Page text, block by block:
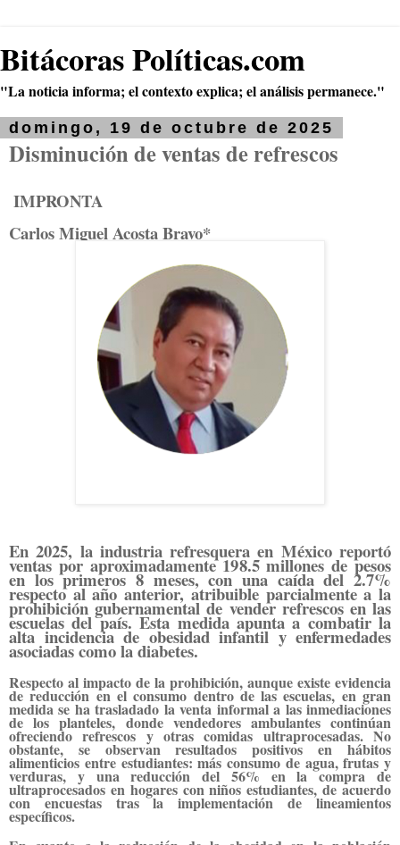
Bitácoras Políticas.com
"La noticia informa; el contexto explica; el análisis permanece."
domingo, 19 de octubre de 2025
Disminución de ventas de refrescos
IMPRONTA
Carlos Miguel Acosta Bravo*
En 2025, la industria refresquera en México reportó
ventas por aproximadamente 198.5 millones de pesos
en los primeros 8 meses, con una caída del 2.7%
respecto al año anterior, atribuible parcialmente a la
prohibición gubernamental de vender refrescos en las
escuelas del país. Esta medida apunta a combatir la
alta incidencia de obesidad infantil y enfermedades
asociadas como la diabetes.
Respecto al impacto de la prohibición, aunque existe evidencia
de reducción en el consumo dentro de las escuelas, en gran
medida se ha trasladado la venta informal a las inmediaciones
de los planteles, donde vendedores ambulantes continúan
ofreciendo refrescos y otras comidas ultraprocesadas. No
obstante, se observan resultados positivos en hábitos
alimenticios entre estudiantes: más consumo de agua, frutas y
verduras, y una reducción del 56% en la compra de
ultraprocesados en hogares con niños estudiantes, de acuerdo
con encuestas tras la implementación de lineamientos
específicos.